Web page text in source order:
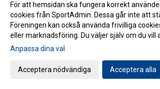
2017 i bilder och (lite) text
Spännande Akademichef klar
Boka din drömresa med HFF:s nya
Läsglädje ger spelglädje
Positivt och lärorikt för ungdomsledarna.
För att hemsidan ska fungera korrekt
cookies från SportAdmin. Dessa går inte att
Föreningen kan också använda frivilliga
eller marknadsföring. Du väljer själv om du vill
Anpassa dina val
Acceptera nödvändiga Acceptera alla